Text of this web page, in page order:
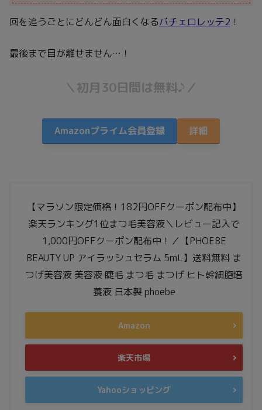
回を追うごとにどんどん面白くなるバチェロレッテ2 ！
最後まで目が離せません…！
＼初月30日間は無料♪／
Amazonプライム会員登録 詳細
【マラソン限定価格！182円OFFクーポン配布中】
楽天ランキング1位まつ毛美容液＼レビュー記入で
1,000円OFFクーポン配布中！／【PHOEBE
BEAUTY UP アイラッシュセラム 5mL】送料無料 ま
つげ美容液 美容液 睫毛 まつ毛 まつげ ヒト幹細胞培
養液 日本製 phoebe
Amazon
楽天市場
Yahooショッピング